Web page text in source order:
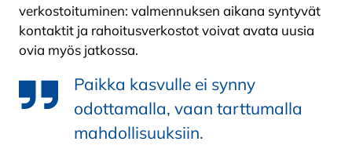
verkostoituminen: valmennuksen aikana syntyvät
kontaktit ja rahoitusverkostot voivat avata uusia
ovia myös jatkossa.
Paikka kasvulle ei synny
odottamalla, vaan tarttumalla
mahdollisuuksiin.